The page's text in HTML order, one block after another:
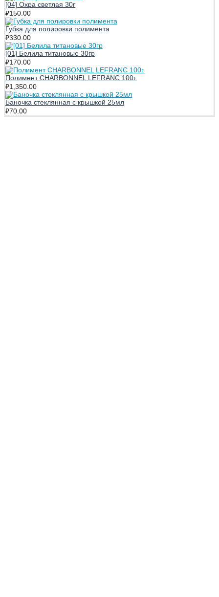
[04] Охра светлая 30г
₽150.00
Губка для полировки полимента
₽330.00
[01] Белила титановые 30гр
₽170.00
Полимент CHARBONNEL LEFRANC 100г.
₽1,350.00
Баночка стеклянная с крышкой 25мл
₽70.00